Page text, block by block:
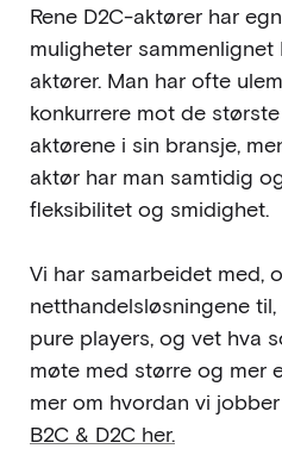
Rene D2C-aktører har
muligheter
aktører. Man har ofte
konkurrere mot de
aktørene i sin bransje,
aktør har man samtidig
fleksibilitet og smidighet.
Vi har samarbeidet med,
netthandelsløsningene
pure players, og vet hva
møte med større og mer
mer om hvordan vi
B2C & D2C her.